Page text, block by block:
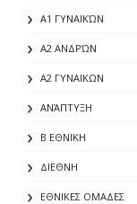
Α1 ΓΥΝΑΙΚΏΝ
Α2 ΑΝΔΡΏΝ
Α2 ΓΥΝΑΙΚΩΝ
ΑΝΆΠΤΥΞΗ
Β ΕΘΝΙΚΗ
ΔΙΕΘΝΗ
ΕΘΝΙΚΕΣ ΟΜΑΔΕΣ